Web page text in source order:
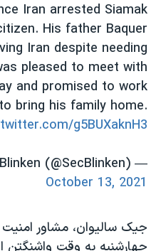
Iran arrested Siamak
His father Baquer
Iran despite needing
pleased to meet with
and promised to work
bring his family home.
g5BUXaknH3
— Secretary Antony Blinken (@SecBlinken)
October 13, 2021
جیک سالیوان، مشاور